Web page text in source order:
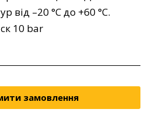
від –20 °C до +60 °C.
10 bar
замовлення